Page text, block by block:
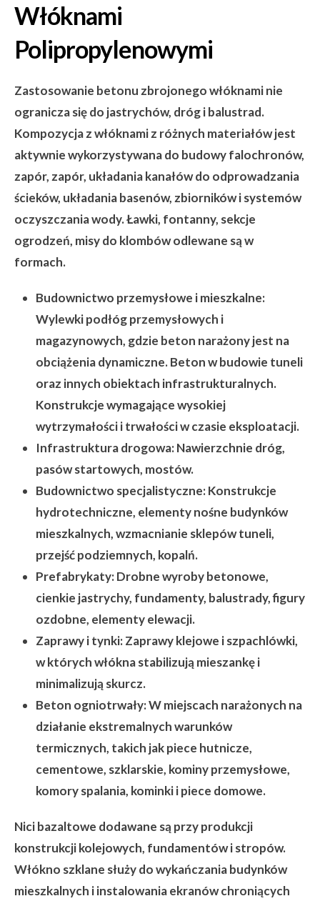
Włóknami
Polipropylenowymi
Zastosowanie betonu zbrojonego włóknami nie
ogranicza się do jastrychów, dróg i balustrad.
Kompozycja z włóknami z różnych materiałów jest
aktywnie wykorzystywana do budowy falochronów,
zapór, zapór, układania kanałów do odprowadzania
ścieków, układania basenów, zbiorników i systemów
oczyszczania wody. Ławki, fontanny, sekcje
ogrodzeń, misy do klombów odlewane są w
formach.
Budownictwo przemysłowe i mieszkalne:
Wylewki podłóg przemysłowych i
magazynowych, gdzie beton narażony jest na
obciążenia dynamiczne. Beton w budowie tuneli
oraz innych obiektach infrastrukturalnych.
Konstrukcje wymagające wysokiej
wytrzymałości i trwałości w czasie eksploatacji.
Infrastruktura drogowa:Nawierzchnie dróg,
pasów startowych, mostów.
Budownictwo specjalistyczne:Konstrukcje
hydrotechniczne, elementy nośne budynków
mieszkalnych, wzmacnianie sklepów tuneli,
przejść podziemnych, kopalń.
Prefabrykaty:Drobne wyroby betonowe,
cienkie jastrychy, fundamenty, balustrady, figury
ozdobne, elementy elewacji.
Zaprawy i tynki:Zaprawy klejowe i szpachlówki,
w których włókna stabilizują mieszankę i
minimalizują skurcz.
Beton ogniotrwały:W miejscach narażonych na
działanie ekstremalnych warunków
termicznych, takich jak piece hutnicze,
cementowe, szklarskie, kominy przemysłowe,
komory spalania, kominki i piece domowe.
Nici bazaltowe dodawane są przy produkcji
konstrukcji kolejowych, fundamentów i stropów.
Włókno szklane służy do wykańczania budynków
mieszkalnych i instalowania ekranów chroniących